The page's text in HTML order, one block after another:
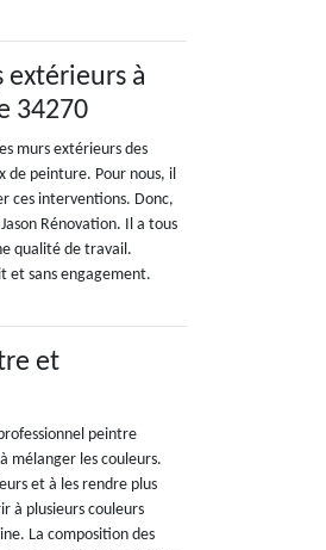
extérieurs à
34270
murs extérieurs des
de peinture. Pour nous, il
ces interventions. Donc,
Rénovation. Il a tous
qualité de travail.
et sans engagement.
et
peintre
mélanger les couleurs.
et à les rendre plus
à plusieurs couleurs
La composition des